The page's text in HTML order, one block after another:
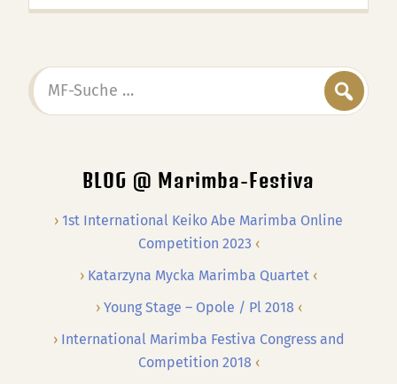
MF-
Suche
BLOG @ Marimba-Festiva
1st International Keiko Abe Marimba Online
Competition 2023
Katarzyna Mycka Marimba Quartet
Young Stage – Opole / Pl 2018
International Marimba Festiva Congress and
Competition 2018